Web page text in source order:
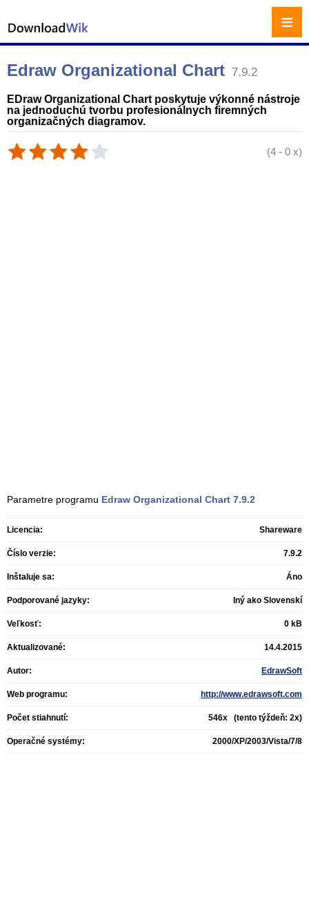
Edraw Organizational Chart 7.9.2
EDraw Organizational Chart poskytuje výkonné nástroje
na jednoduchú tvorbu profesionálnych firemných
organizačných diagramov.
(4 - 0 x)
Parametre programu Edraw Organizational Chart 7.9.2
Licencia: Shareware
Číslo verzie: 7.9.2
Inštaluje sa: Áno
Podporované jazyky: Iný ako Slovenskí
Veľkosť: 0 kB
Aktualizované: 14.4.2015
Autor: EdrawSoft
Web programu: http://www.edrawsoft.com
Počet stiahnutí: 546x (tento týždeň: 2x)
Operačné systémy: 2000/XP/2003/Vista/7/8
≡